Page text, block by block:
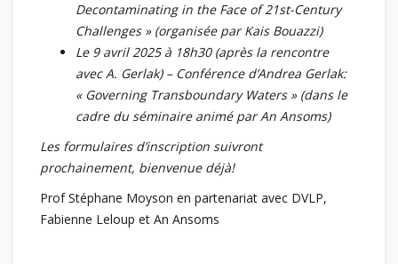
Decontaminating in the Face of 21st-Century
Challenges » (organisée par Kais Bouazzi)
Le 9 avril 2025 à 18h30 (après la rencontre
avec A. Gerlak) – Conférence d’Andrea Gerlak:
« Governing Transboundary Waters » (dans le
cadre du séminaire animé par An Ansoms)
Les formulaires d’inscription suivront
prochainement, bienvenue déjà!
Prof Stéphane Moyson en partenariat avec DVLP,
Fabienne Leloup et An Ansoms